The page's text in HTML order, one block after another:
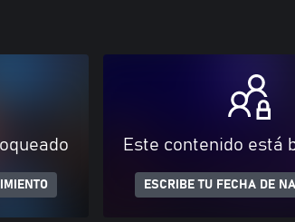
Este contenido está
ESCRIBE TU FECHA DE